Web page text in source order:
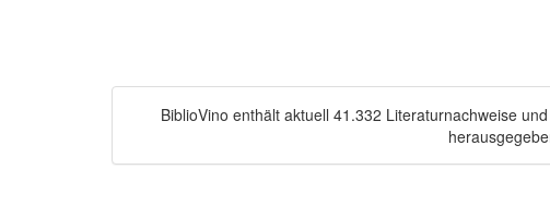
BiblioVino enthält aktuell 41.332 Literaturnachweise